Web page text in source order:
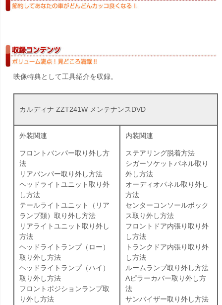
映像特典として工具紹介を収録。
カルディナ ZZT241W メンテナンスDVD
外装関連
フロントバンパー取り外し方
法
リアバンパー取り外し方法
ヘッドライトユニット取り外
し方法
テールライトユニット（リア
ランプ類）取り外し方法
リアライトユニット取り外し
方法
ヘッドライトランプ（ロー）
取り外し方法
ヘッドライトランプ（ハイ）
取り外し方法
フロントポジションランプ取
り外し方法
内装関連
ステアリング脱着方法
シガーソケットパネル取り
外し方法
オーディオパネル取り外し
方法
センターコンソールボック
ス取り外し方法
フロントドア内張り取り外
し方法
トランクドア内張り取り外
し方法
ルームランプ取り外し方法
Aピラーカバー取り外し方
法
サンバイザー取り外し方法